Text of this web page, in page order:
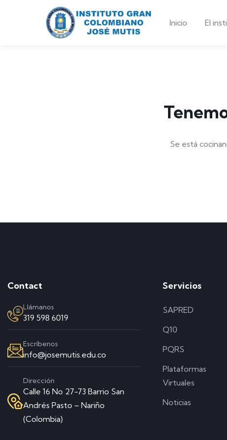
Inicio El
Se está
Contact
Llámanos
319 598 6019
Escríbenos
info@josemutis.edu.co
Dirección
Calle 16 No 27-73 Barrio San
Andrés Pasto – Nariño
(Colombia)
Servicios
SAPRED
Q10
PQRS
Plataformas
Virtuales
Noticias